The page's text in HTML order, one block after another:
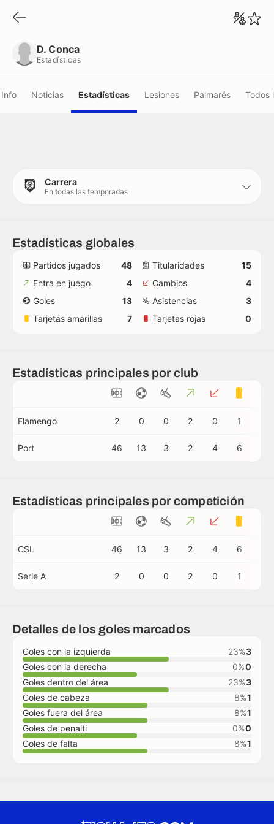
D. Conca
Estadísticas
Info Noticias Estadísticas Lesiones Palmarés Todos
Carrera
En todas las temporadas
Estadísticas globales
Partidos jugados 48 Titularidades
15
Entra en juego
4 Cambios
4
Goles
13 Asistencias
3
Tarjetas amarillas
7 Tarjetas rojas 0
Estadísticas principales por club
Flamengo 2 0 0 2 0 1
Port 46 13 3 2 4 6
Estadísticas principales por competición
CSL 46 13 3 2 4 6
Serie A 2 0 0 2 0 1
Detalles de los goles marcados
Goles con la izquierda 23%3
Goles con la derecha
0%0
Goles dentro del área
23%3
Goles de cabeza
8%1
Goles fuera del área
8%1
Goles de penalti
0%0
Goles de falta
8%1